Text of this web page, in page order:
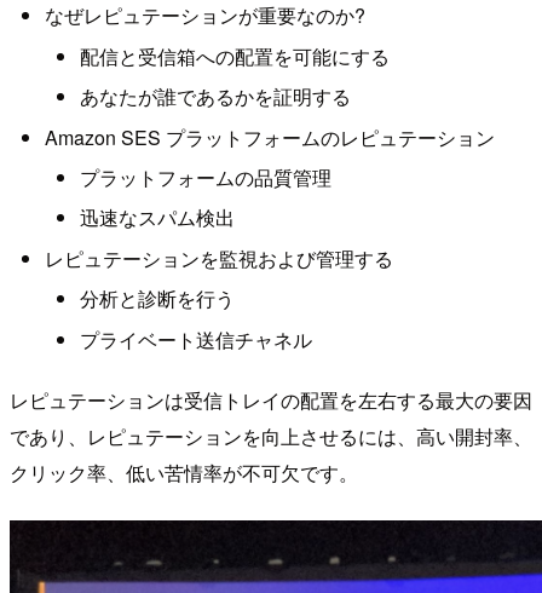
なぜレピュテーションが重要なのか?
配信と受信箱への配置を可能にする
あなたが誰であるかを証明する
Amazon SES プラットフォームのレピュテーション
プラットフォームの品質管理
迅速なスパム検出
レピュテーションを監視および管理する
分析と診断を行う
プライベート送信チャネル
レピュテーションは受信トレイの配置を左右する最大の要因
であり、レピュテーションを向上させるには、高い開封率、
クリック率、低い苦情率が不可欠です。